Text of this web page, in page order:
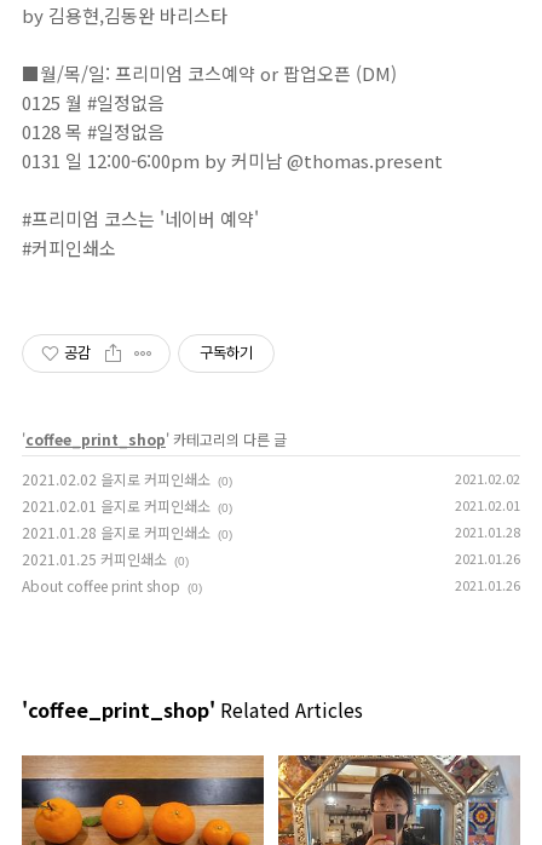
by 김용현,김동완 바리스타⁣⁣⁣⁣⁣⁣⁣⁣⁣⁣⁣⁣
■월/목/일: 프리미엄 코스예약 or 팝업오픈 (DM)⁣⁣⁣⁣⁣⁣⁣⁣⁣⁣⁣⁣⁣
0125 월 #일정없음⁣⁣⁣⁣⁣⁣⁣⁣⁣⁣
0128 목 #일정없음⁣⁣⁣⁣⁣
0131 일 12:00-6:00pm by 커미남 @thomas.present⁣⁣⁣
#프리미엄 코스는 '네이버 예약' ⁣⁣⁣⁣⁣⁣⁣⁣⁣⁣⁣⁣
#커피인쇄소⁣⁣⁣⁣⁣⁣⁣⁣⁣⁣⁣⁣⁣⁣
공감 구독하기
'coffee_print_shop' 카테고리의 다른 글
2021.02.02 을지로 커피인쇄소 (0) 2021.02.02
2021.02.01 을지로 커피인쇄소 (0) 2021.02.01
2021.01.28 을지로 커피인쇄소 (0) 2021.01.28
2021.01.25 커피인쇄소 (0) 2021.01.26
About coffee print shop (0) 2021.01.26
'coffee_print_shop' Related Articles